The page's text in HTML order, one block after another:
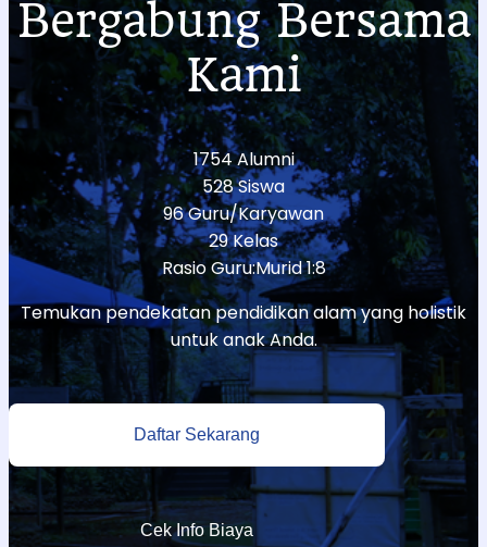
Bergabung Bersama
Kami
1754 Alumni
528 Siswa
96 Guru/Karyawan
29 Kelas
Rasio Guru:Murid 1:8
Temukan pendekatan pendidikan alam yang holistik
untuk anak Anda.
Daftar Sekarang
Cek Info Biaya